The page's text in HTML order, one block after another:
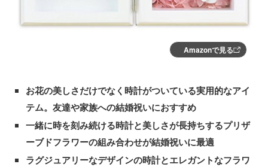
Amazonで見る
お花の美しさだけでなく時計がついている実用的なアイ
テム。友達や家族への結婚祝いにおすすめ
一緒に時を刻み続ける時計と美しさが長持ちするプリザ
ーブドフラワーの組み合わせが結婚祝いに最適
ラグジュアリーなデザインの時計とエレガントなフラワ